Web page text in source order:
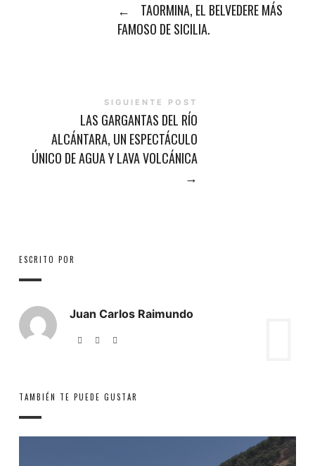
←
TAORMINA, EL BELVEDERE MÁS
FAMOSO DE SICILIA.
SIGUIENTE POST
LAS GARGANTAS DEL RÍO
ALCÁNTARA, UN ESPECTÁCULO
ÚNICO DE AGUA Y LAVA VOLCÁNICA
→
ESCRITO POR
Juan Carlos Raimundo
TAMBIÉN TE PUEDE GUSTAR